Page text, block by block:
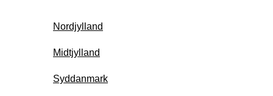
Nordjylland
Midtjylland
Syddanmark